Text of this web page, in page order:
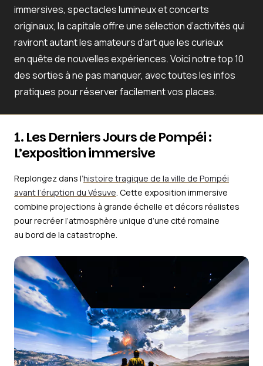
immersives, spectacles lumineuxetconcerts
originaux, la capitale offre une sélection d’activités qui
raviront autant les amateurs d’art que les curieux
en quête de nouvelles expériences. Voici notre top 10
des sorties à ne pas manquer, avec toutes les infos
pratiques pour réserver facilement vos places.
1. Les Derniers Jours de Pompéi :
L’exposition immersive
Replongez dans l’histoire tragique de la ville de Pompéi
avant l’éruption du Vésuve. Cette exposition immersive
combine projections à grande échelle et décors réalistes
pour recréer l’atmosphère unique d’une cité romaine
au bord de la catastrophe.